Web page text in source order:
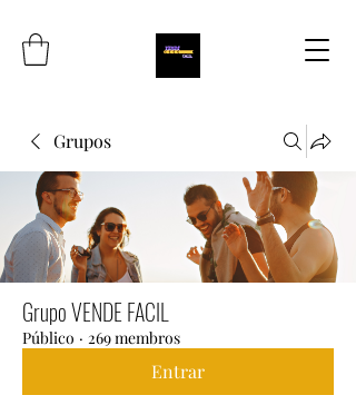
Grupos
Grupo VENDE FACIL
Público · 269 membros
Entrar